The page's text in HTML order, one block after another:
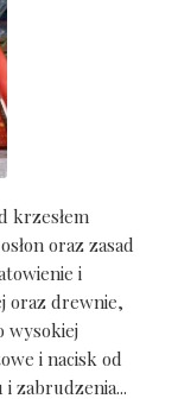
krzesłem
oraz zasad
i
oraz drewnie,
wysokiej
i nacisk od
zabrudzenia...